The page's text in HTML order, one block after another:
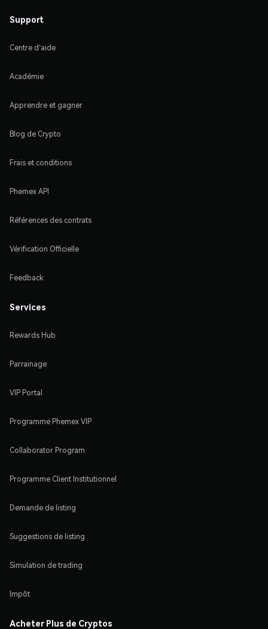
Support
Centre d'aide
Académie
Apprendre et gagner
Blog de Crypto
Frais et conditions
Phemex API
Références des contrats
Vérification Officielle
Feedback
Services
Rewards Hub
Parrainage
VIP Portal
Programme Phemex VIP
Collaborator Program
Programme Client Institutionnel
Demande de listing
Suggestions de listing
Simulation de trading
Impôt
Acheter Plus de Cryptos